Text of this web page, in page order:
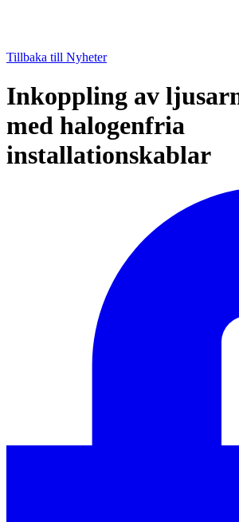
Tillbaka till Nyheter
Inkoppling av
med halogenfria
installationskablar